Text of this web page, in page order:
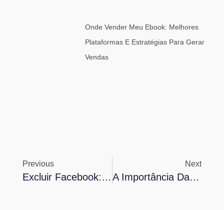
Onde Vender Meu Ebook: Melhores
Plataformas E Estratégias Para Gerar
Vendas
Previous
Excluir Facebook: Passo A Passo Para Uma Desconexão Segura
Next
A Importância Da Mensagem De Ausência No WhatsApp Para Profissionais